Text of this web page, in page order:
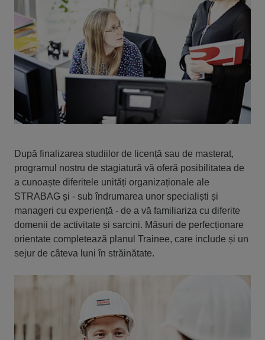
După finalizarea studiilor de licență sau de masterat,
programul nostru de stagiatură vă oferă posibilitatea de
a cunoaște diferitele unități organizaționale ale
STRABAG și - sub îndrumarea unor specialiști și
manageri cu experiență - de a vă familiariza cu diferite
domenii de activitate și sarcini. Măsuri de perfecționare
orientate completează planul Trainee, care include și un
sejur de câteva luni în străinătate.